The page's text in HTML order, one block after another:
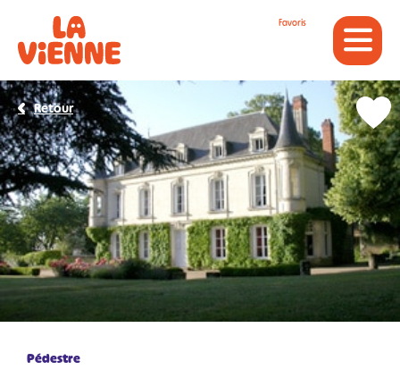
Favoris
Pédestre
Retour